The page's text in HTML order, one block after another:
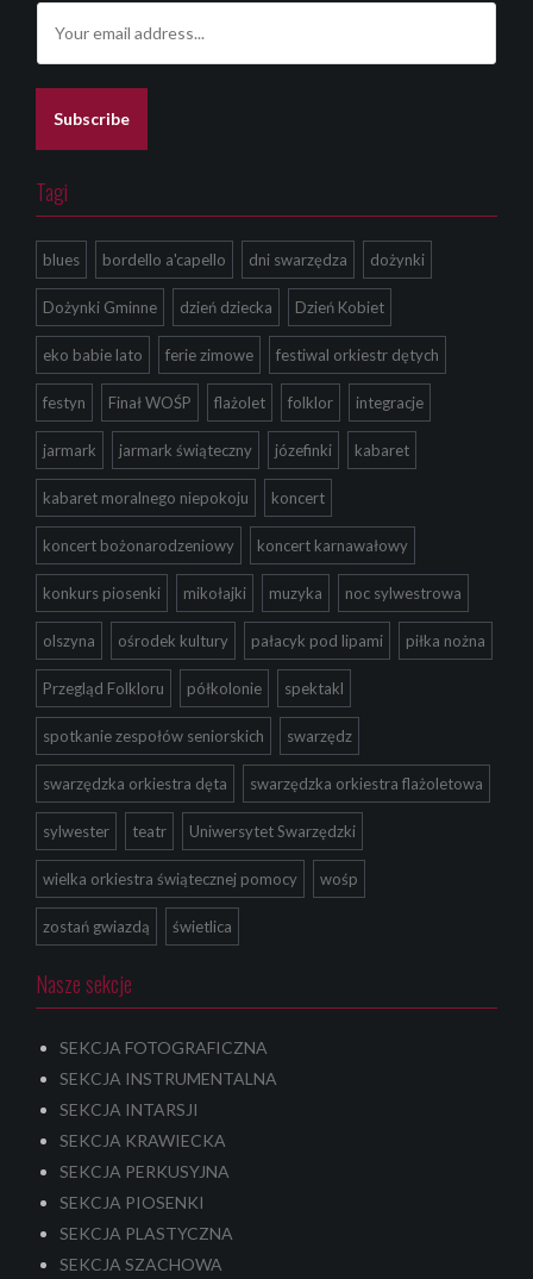
a
i
Subscribe
Tagi
blues bordello a'capello dni swarzędza dożynki
Dożynki Gminne dzień dziecka Dzień Kobiet
eko babie lato ferie zimowe festiwal orkiestr dętych
festyn Finał WOŚP flażolet folklor integracje
jarmark jarmark świąteczny józefinki kabaret
kabaret moralnego niepokoju koncert
koncert bożonarodzeniowy koncert karnawałowy
konkurs piosenki mikołajki muzyka noc sylwestrowa
olszyna ośrodek kultury pałacyk pod lipami piłka nożna
Przegląd Folkloru półkolonie spektakl
spotkanie zespołów seniorskich swarzędz
swarzędzka orkiestra dęta swarzędzka orkiestra flażoletowa
sylwester teatr Uniwersytet Swarzędzki
wielka orkiestra świątecznej pomocy wośp
zostań gwiazdą świetlica
Nasze sekcje
SEKCJA FOTOGRAFICZNA
SEKCJA INSTRUMENTALNA
SEKCJA INTARSJI
SEKCJA KRAWIECKA
SEKCJA PERKUSYJNA
SEKCJA PIOSENKI
SEKCJA PLASTYCZNA
SEKCJA SZACHOWA